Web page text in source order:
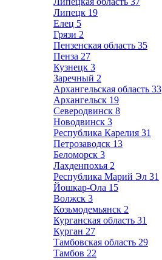
Липецк 19
Елец 5
Грязи 2
Пензенская область 35
Пенза 27
Кузнецк 3
Заречный 2
Архангельская область 33
Архангельск 19
Северодвинск 8
Новодвинск 3
Республика Карелия 31
Петрозаводск 13
Беломорск 3
Лахденпохья 2
Республика Марий Эл 31
Йошкар-Ола 15
Волжск 3
Козьмодемьянск 2
Курганская область 31
Курган 27
Тамбовская область 29
Тамбов 22